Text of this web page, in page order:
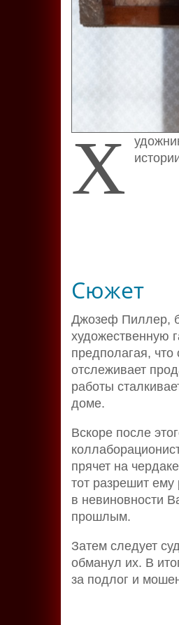
Х
Сюжет
Джозеф Пиллер,
художественную
предполагая,
отслеживает
работы
доме.
Вскоре после
прячет на
тот разрешит
в невиновности
прошлым.
Затем следует
обманул их. В
за подлог и